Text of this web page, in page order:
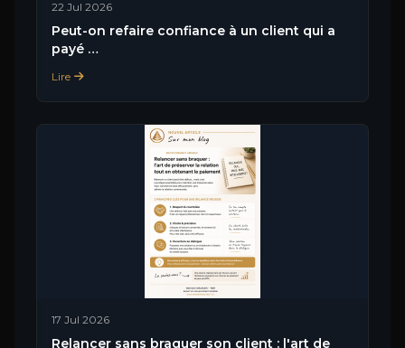
22 Jul 2026
Peut-on refaire confiance à un client qui a
payé …
Lire
17 Jul 2026
Relancer sans braquer son client : l'art de